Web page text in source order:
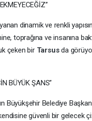
dinamik ve renkli
toprağına ve insanına
çeken bir Tarsusda
BÜYÜK ŞANS”
Büyükşehir Belediye
güvenli bir gelecek